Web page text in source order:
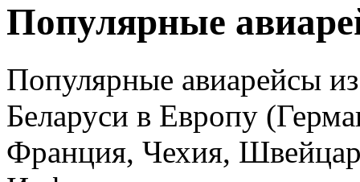
Популярные
Популярные авиарейсы
Беларуси в Европу
Франция, Чехия,